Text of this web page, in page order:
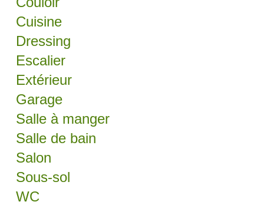
Cuisine
Dressing
Escalier
Extérieur
Garage
Salle à manger
Salle de bain
Salon
Sous-sol
WC